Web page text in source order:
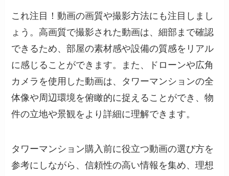
これ注目！動画の画質や撮影方法にも注目しまし
ょう。高画質で撮影された動画は、細部まで確認
できるため、部屋の素材感や設備の質感をリアル
に感じることができます。また、ドローンや広角
カメラを使用した動画は、タワーマンションの全
体像や周辺環境を俯瞰的に捉えることができ、物
件の立地や景観をより詳細に理解できます。
タワーマンション購入前に役立つ動画の選び方を
参考にしながら、信頼性の高い情報を集め、理想